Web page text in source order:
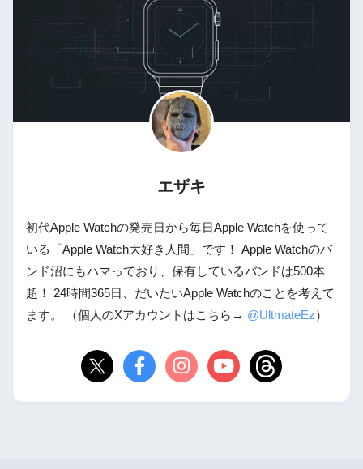
エザキ
初代Apple Watchの発売日から毎日Apple Watchを使って
いる「Apple Watch大好き人間」です！ Apple Watchのバ
ンド沼にもハマっており、保有しているバンドは500本
超！ 24時間365日、だいたいApple Watchのことを考えて
ます。 （個人のXアカウントはこちら→ @UltmateEz）